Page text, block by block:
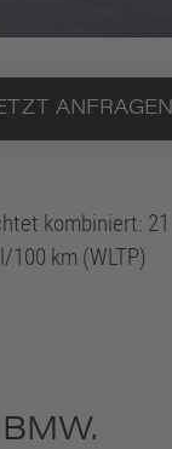
ANFRAGEN
kombiniert: 21
km (WLTP)